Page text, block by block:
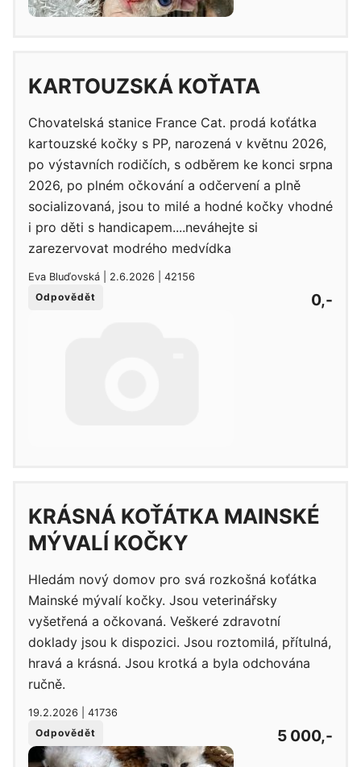
KARTOUZSKÁ KOŤATA
Chovatelská stanice France Cat. prodá koťátka
kartouzské kočky s PP, narozená v květnu 2026,
po výstavních rodičích, s odběrem ke konci srpna
2026, po plném očkování a odčervení a plně
socializovaná, jsou to milé a hodné kočky vhodné
i pro děti s handicapem....neváhejte si
zarezervovat modrého medvídka
Eva Bluďovská | 2.6.2026 | 42156
Odpovědět
0,-
KRÁSNÁ KOŤÁTKA MAINSKÉ
MÝVALÍ KOČKY
Hledám nový domov pro svá rozkošná koťátka
Mainské mývalí kočky. Jsou veterinářsky
vyšetřená a očkovaná. Veškeré zdravotní
doklady jsou k dispozici. Jsou roztomilá, přítulná,
hravá a krásná. Jsou krotká a byla odchována
ručně.
19.2.2026 | 41736
Odpovědět
5 000,-